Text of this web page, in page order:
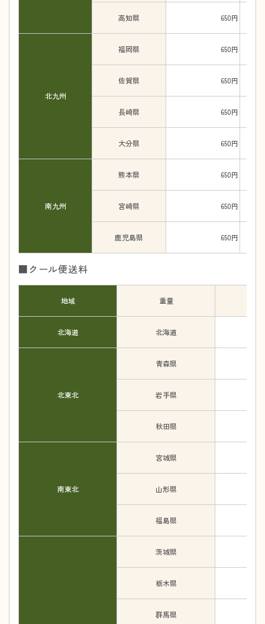
高知県 650円
北九州
福岡県 650円
佐賀県 650円
長崎県 650円
大分県 650円
南九州
熊本県 650円
宮崎県 650円
鹿児島県 650円
■クール便送料
地域 重量
北海道 北海道
北東北
青森県
岩手県
秋田県
南東北
宮城県
山形県
福島県
茨城県
栃木県
群馬県